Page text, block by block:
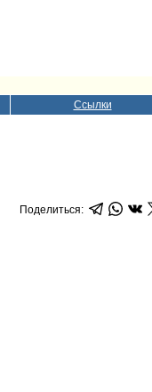
Ссылки
Поделиться: